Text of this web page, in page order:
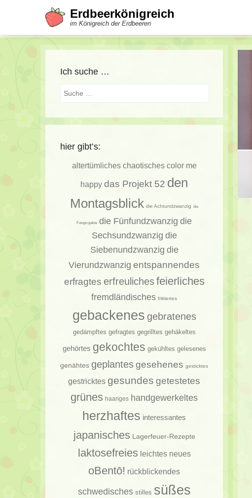
Erdbeerkönigreich
im Königreich der Erdbeeren
Ich suche …
Suche
hier gibt’s:
altertümliches chaotisches color me
happy das Projekt 52 den
Montagsblick die Achtundzwanzig die
Fotoprojekte die Fünfundzwanzig die
Sechsundzwanzig die
Siebenundzwanzig die
Vierundzwanzig entspannendes
erfragtes erfreuliches feierliches
fremdländisches frittiertes
gebackenes gebratenes
gedämpftes gefragtes gegrilltes gehäkeltes
gehörtes gekochtes gekühltes gelesenes
genähtes geplantesgesehenes gesticktes
gestricktes gesundes getestetes
grünes haariges handgewerkeltes
herzhaftes interessantes
japanisches Lagerfeuer-Rezepte
laktosefreies leichtes neues
oBentō! rückblickendes
schwedisches stilles süßes